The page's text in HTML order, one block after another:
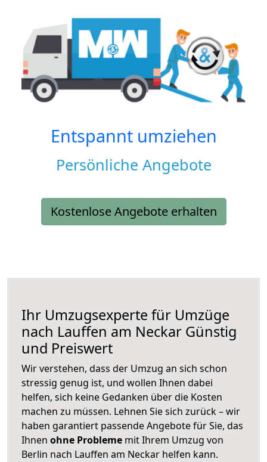
Entspannt umziehen
Persönliche Angebote
Kostenlose Angebote erhalten
Ihr Umzugsexperte für Umzüge
nach Lauffen am Neckar Günstig
und Preiswert
Wir verstehen, dass der Umzug an sich schon
stressig genug ist, und wollen Ihnen dabei
helfen, sich keine Gedanken über die Kosten
machen zu müssen. Lehnen Sie sich zurück – wir
haben garantiert passende Angebote für Sie, das
Ihnen ohne Probleme mit Ihrem Umzug von
Berlin nach Lauffen am Neckar helfen kann.